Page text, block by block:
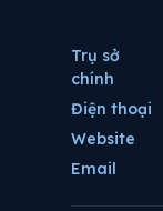
Trụ sở
chính
Điện thoại
Website
Email